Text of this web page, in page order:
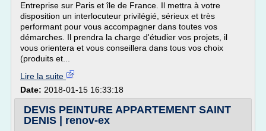
Entreprise sur Paris et île de France. Il mettra à votre
disposition un interlocuteur privilégié, sérieux et très
performant pour vous accompagner dans toutes vos
démarches. Il prendra la charge d'étudier vos projets, il
vous orientera et vous conseillera dans tous vos choix
(produits et...
Lire la suite
Date: 2018-01-15 16:33:18
DEVIS PEINTURE APPARTEMENT SAINT
DENIS | renov-ex